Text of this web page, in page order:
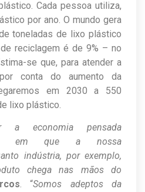
Cada pessoa utiliza,
por ano. O mundo gera
toneladas de lixo plástico
reciclagem é de 9% – no
se que, para atender a
conta do aumento da
em 2030 a 550
lixo plástico.
a economia pensada
em que a nossa
indústria, por exemplo,
chega nas mãos do
. “Somos adeptos da